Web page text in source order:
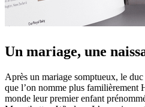
Un mariage, une
Après un mariage somptueux, le duc
que l’on nomme plus familièrement
monde leur premier enfant